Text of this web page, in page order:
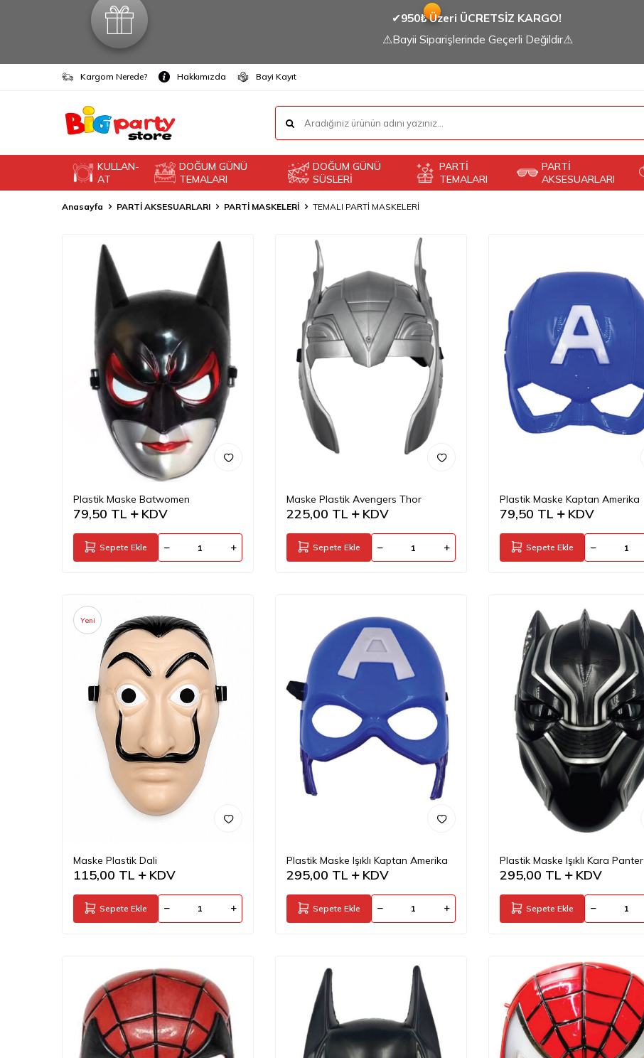
✔950₺ Üzeri ÜCRETSİZ KARGO!
⚠Bayii Siparişlerinde Geçerli Değildir⚠
Kargom Nerede? Hakkımızda Bayi Kayıt
KULLAN-
AT
DOĞUM GÜNÜ
TEMALARI
DOĞUM GÜNÜ
SÜSLERİ
PARTİ
TEMALARI
PARTİ
AKSESUARLARI
Anasayfa PARTİ AKSESUARLARI PARTİ MASKELERİ TEMALI PARTİ MASKELERİ
Plastik Maske Batwomen
79,50 TL KDV
Sepete Ekle
Maske Plastik Avengers Thor
225,00 TL KDV
Sepete Ekle
Plastik Maske Kaptan Amerika
79,50 TL KDV
Sepete Ekle
Yeni
Maske Plastik Dali
115,00 TL KDV
Sepete Ekle
Plastik Maske Işıklı Kaptan Amerika
295,00 TL KDV
Sepete Ekle
Plastik Maske Işıklı Kara Panter
295,00 TL KDV
Sepete Ekle